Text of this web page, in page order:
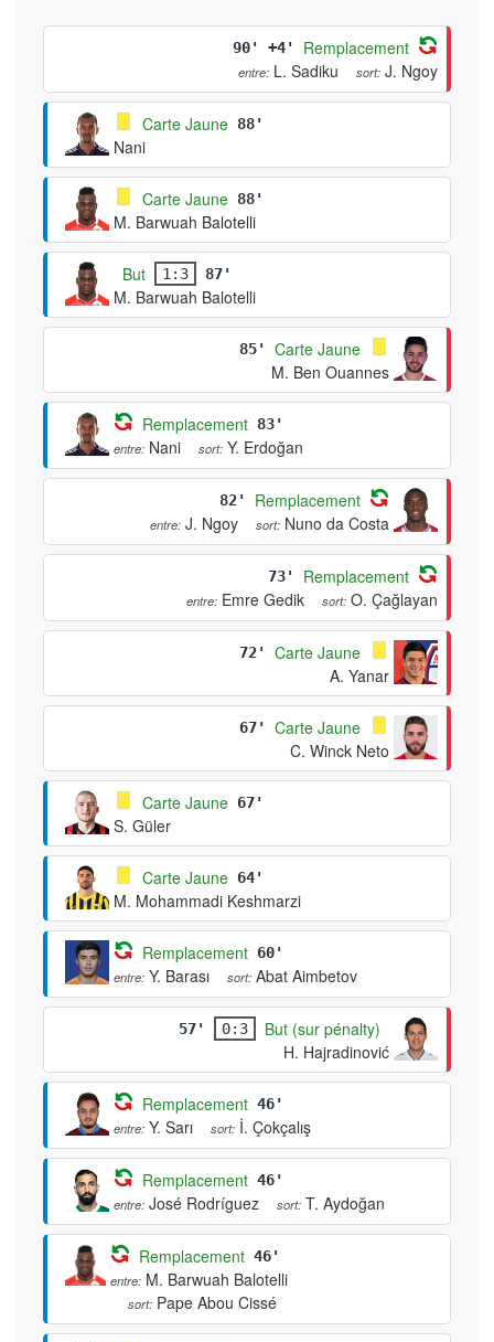
90' +4' Remplacement
entre: L. Sadiku sort: J. Ngoy
Carte Jaune 88'
Nani
Carte Jaune 88'
M. Barwuah Balotelli
But 1:3 87'
M. Barwuah Balotelli
85'
Carte Jaune
M. Ben Ouannes
Remplacement 83'
entre: Nani sort: Y. Erdoğan
82' Remplacement
entre: J. Ngoy sort: Nuno da Costa
73' Remplacement
entre: Emre Gedik sort: O. Çağlayan
72'
Carte Jaune
A. Yanar
67'
Carte Jaune
C. Winck Neto
Carte Jaune 67'
S. Güler
Carte Jaune 64'
M. Mohammadi Keshmarzi
Remplacement 60'
entre: Y. Barası sort: Abat Aimbetov
57' 0:3
But (sur pénalty)
H. Hajradinović
Remplacement 46'
entre: Y. Sarı sort: İ. Çokçalış
Remplacement 46'
entre: José Rodríguez sort: T. Aydoğan
Remplacement 46'
entre: M. Barwuah Balotelli
sort: Pape Abou Cissé